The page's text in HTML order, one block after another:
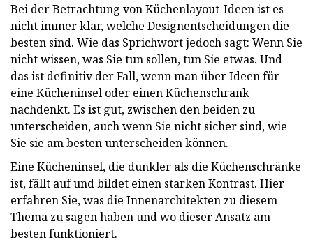
Bei der Betrachtung von Küchenlayout-Ideen ist es
nicht immer klar, welche Designentscheidungen die
besten sind. Wie das Sprichwort jedoch sagt: Wenn Sie
nicht wissen, was Sie tun sollen, tun Sie etwas. Und
das ist definitiv der Fall, wenn man über Ideen für
eine Kücheninsel oder einen Küchenschrank
nachdenkt. Es ist gut, zwischen den beiden zu
unterscheiden, auch wenn Sie nicht sicher sind, wie
Sie sie am besten unterscheiden können.
Eine Kücheninsel, die dunkler als die Küchenschränke
ist, fällt auf und bildet einen starken Kontrast. Hier
erfahren Sie, was die Innenarchitekten zu diesem
Thema zu sagen haben und wo dieser Ansatz am
besten funktioniert.